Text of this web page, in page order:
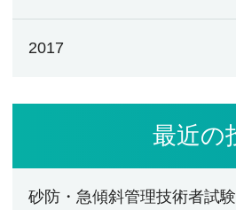
2017
最近の
砂防・急傾斜管理技術者試